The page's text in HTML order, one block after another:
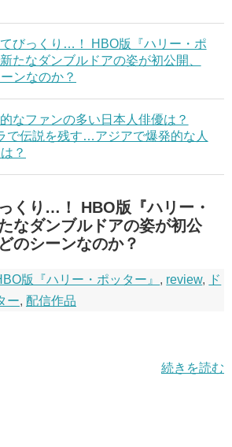
びっくり…！ HBO版『ハリー・ポ
たなダンブルドアの姿が初公開、
ンなのか？
なファンの多い日本人俳優は？
で伝説を残す…アジアで爆発的な人
？
くり…！ HBO版『ハリー・
なダンブルドアの姿が初公
のシーンなのか？
版『ハリー・ポッター』 , review, ド
ー, 配信作品
続きを読む